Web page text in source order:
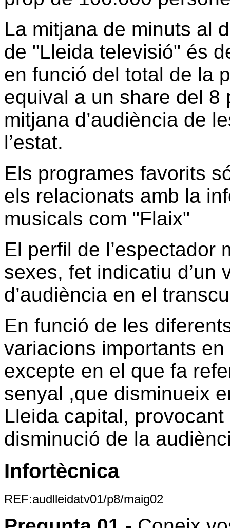
La mitjana de minuts al
de "Lleida televisió" és
en funció del total de la
equival a un share del 8
mitjana d’audiència de
l’estat.
Els programes favorits
els relacionats amb la
musicals com "Flaix"
El perfil de l’espectador
sexes, fet indicatiu d’un
d’audiència en el
En funció de les
variacions importants
excepte en el que fa
senyal ,que disminueix
Lleida capital,
disminució de la
Infortècnica
REF:audlleidatv01/p8/maig02